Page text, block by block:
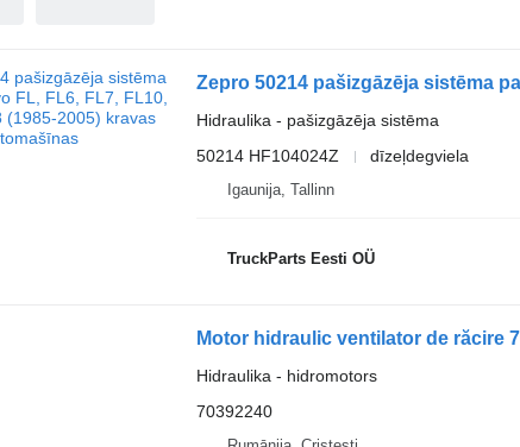
Hidraulika - pašizgāzēja sistēma
50214 HF104024Z
dīzeļdegviela
Igaunija, Tallinn
TruckParts Eesti OÜ
Hidraulika - hidromotors
70392240